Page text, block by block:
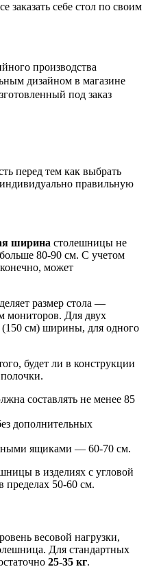
заказать себе стол по своим
производства
дизайном в магазине
под заказ
перед тем как выбрать
правильную
ширина столешницы не
80-90 см. С учетом
может
размер стола —
мониторов. Для двух
(150 см) ширины, для одного
будет ли в конструкции
составлять не менее 85
дополнительных
ящиками — 60-70 см.
в изделиях с угловой
пределах 50-60 см.
весовой нагрузки,
Для стандартных
25-35 кг.